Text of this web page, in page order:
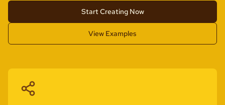
Start Creating Now
View Examples